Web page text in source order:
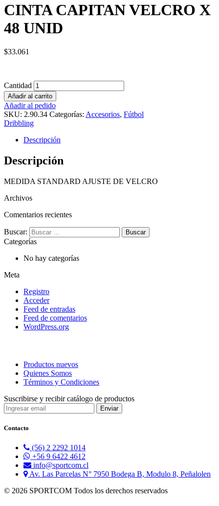
CINTA CAPITAN VELCRO X
48 UNID
$33.061
Cantidad
Añadir al carrito
Añadir al pedido
SKU: 2.90.34 Categorías: Accesorios, Fútbol
Dribbling
Descripción
Descripción
MEDIDA STANDARD AJUSTE DE VELCRO
Archivos
Comentarios recientes
Buscar:
Categorías
No hay categorías
Meta
Registro
Acceder
Feed de entradas
Feed de comentarios
WordPress.org
Productos nuevos
Quienes Somos
Términos y Condiciones
Suscribirse y recibir catálogo de productos
Contacto
(56) 2 2292 1014
+56 9 6422 4612
info@sportcom.cl
Av. Las Parcelas N° 7950 Bodega B, Modulo 8, Peñalolen
© 2026 SPORTCOM Todos los derechos reservados